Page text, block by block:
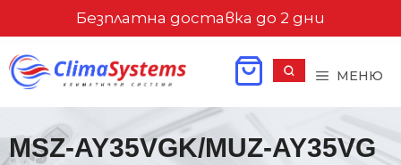
съдържанието
Безплатна доставка до 2 дни
МЕНЮ
MSZ-AY35VGK/MUZ-AY35VG